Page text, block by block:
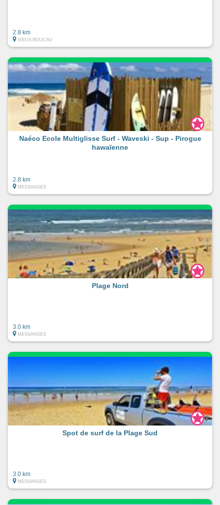
2.8 km
VIEUX-BOUCAU
Naéco Ecole Multiglisse Surf - Waveski - Sup - Pirogue
hawaïenne
2.8 km
MESSANGES
Plage Nord
3.0 km
MESSANGES
Spot de surf de la Plage Sud
3.0 km
MESSANGES